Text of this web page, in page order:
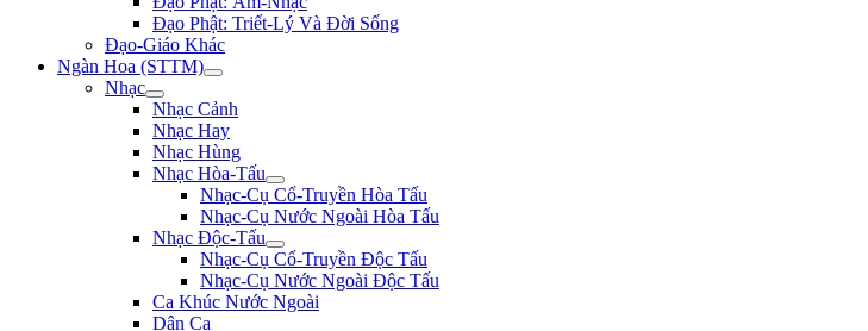
Đạo Phật: Triết-Lý Và Đời Sống
Đạo-Giáo Khác
Ngàn Hoa (STTM)
Nhạc
Nhạc Cảnh
Nhạc Hay
Nhạc Hùng
Nhạc Hòa-Tấu
Nhạc-Cụ Cổ-Truyền Hòa Tấu
Nhạc-Cụ Nước Ngoài Hòa Tấu
Nhạc Độc-Tấu
Nhạc-Cụ Cổ-Truyền Độc Tấu
Nhạc-Cụ Nước Ngoài Độc Tấu
Ca Khúc Nước Ngoài
Dân Ca